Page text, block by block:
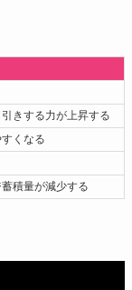
きする力が上昇する
くなる
積量が減少する